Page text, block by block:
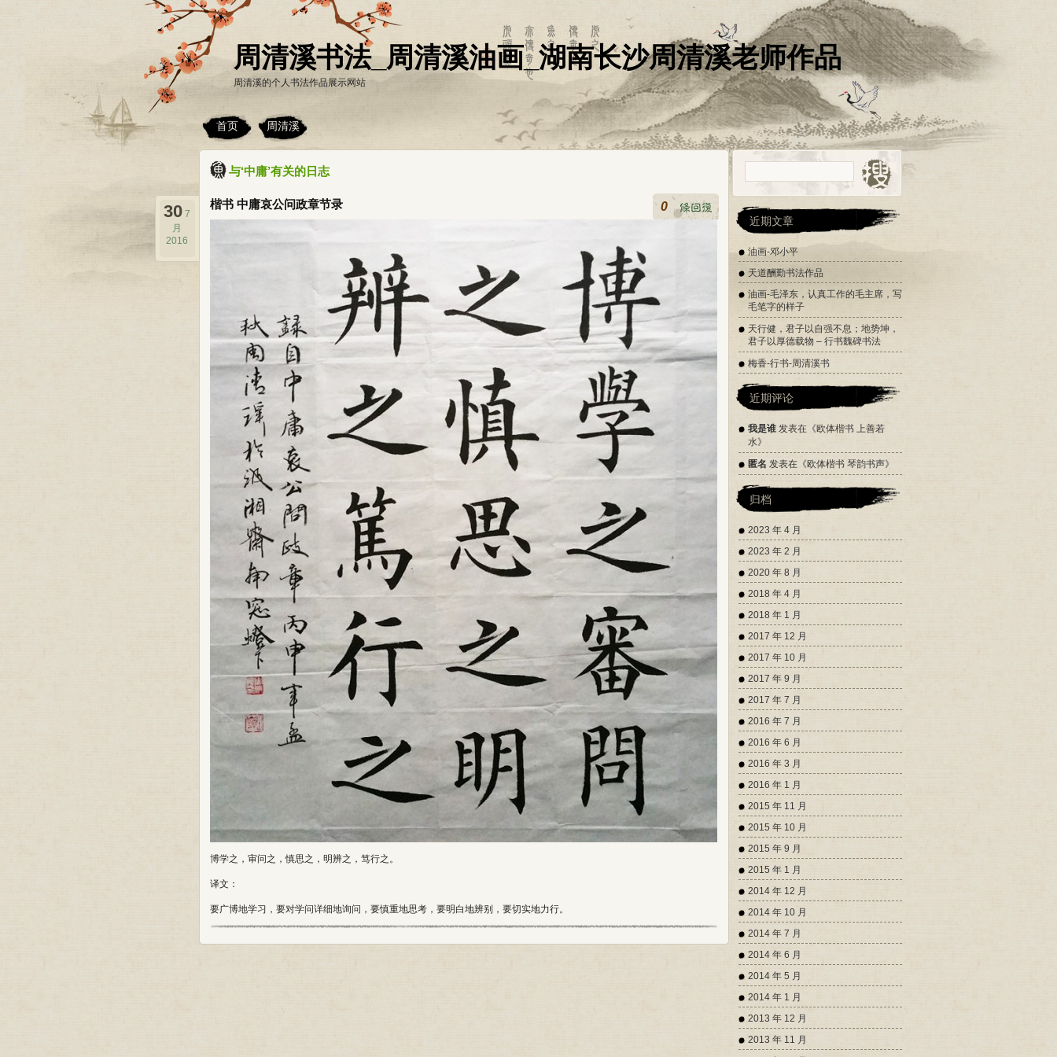
周清溪书法_周清溪油画_湖南长沙周清溪老师作品
周清溪的个人书法作品展示网站
首页 周清溪
与‘中庸’有关的日志
楷书 中庸哀公问政章节录
30 7
月
2016
0
博学之，审问之，慎思之，明辨之，笃行之。
译文：
要广博地学习，要对学问详细地询问，要慎重地思考，要明白地辨别，要切实地力行。
近期文章
油画-邓小平
天道酬勤书法作品
油画-毛泽东，认真工作的毛主席，写
毛笔字的样子
天行健，君子以自强不息；地势坤，
君子以厚德载物 – 行书魏碑书法
梅香-行书-周清溪书
近期评论
我是谁 发表在《欧体楷书 上善若
水》
匿名 发表在《欧体楷书 琴韵书声》
归档
2023 年 4 月
2023 年 2 月
2020 年 8 月
2018 年 4 月
2018 年 1 月
2017 年 12 月
2017 年 10 月
2017 年 9 月
2017 年 7 月
2016 年 7 月
2016 年 6 月
2016 年 3 月
2016 年 1 月
2015 年 11 月
2015 年 10 月
2015 年 9 月
2015 年 1 月
2014 年 12 月
2014 年 10 月
2014 年 7 月
2014 年 6 月
2014 年 5 月
2014 年 1 月
2013 年 12 月
2013 年 11 月